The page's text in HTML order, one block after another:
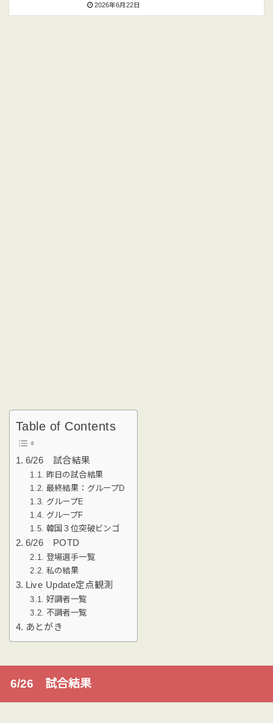
2026年6月22日
Table of Contents
6/26 試合結果
昨日の試合結果
最終結果：グループD
グループE
グループF
韓国３位突破ビンゴ
6/26 POTD
登場選手一覧
私の結果
Live Update定点観測
好調者一覧
不調者一覧
あとがき
6/26 試合結果